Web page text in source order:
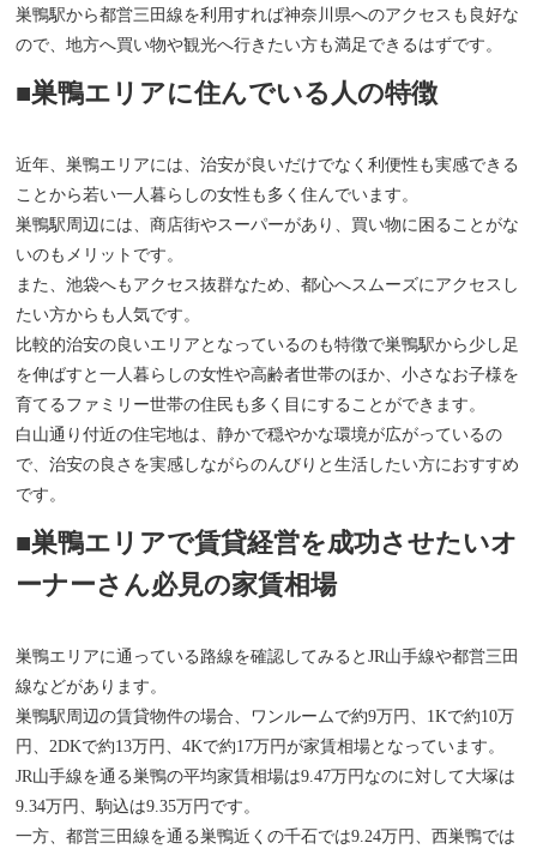
巣鴨駅から都営三田線を利用すれば神奈川県へのアクセスも良好な
ので、地方へ買い物や観光へ行きたい方も満足できるはずです。
■巣鴨エリアに住んでいる人の特徴
近年、巣鴨エリアには、治安が良いだけでなく利便性も実感できる
ことから若い一人暮らしの女性も多く住んでいます。
巣鴨駅周辺には、商店街やスーパーがあり、買い物に困ることがな
いのもメリットです。
また、池袋へもアクセス抜群なため、都心へスムーズにアクセスし
たい方からも人気です。
比較的治安の良いエリアとなっているのも特徴で巣鴨駅から少し足
を伸ばすと一人暮らしの女性や高齢者世帯のほか、小さなお子様を
育てるファミリー世帯の住民も多く目にすることができます。
白山通り付近の住宅地は、静かで穏やかな環境が広がっているの
で、治安の良さを実感しながらのんびりと生活したい方におすすめ
です。
■巣鴨エリアで賃貸経営を成功させたいオ
ーナーさん必見の家賃相場
巣鴨エリアに通っている路線を確認してみるとJR山手線や都営三田
線などがあります。
巣鴨駅周辺の賃貸物件の場合、ワンルームで約9万円、1Kで約10万
円、2DKで約13万円、4Kで約17万円が家賃相場となっています。
JR山手線を通る巣鴨の平均家賃相場は9.47万円なのに対して大塚は
9.34万円、駒込は9.35万円です。
一方、都営三田線を通る巣鴨近くの千石では9.24万円、西巣鴨では